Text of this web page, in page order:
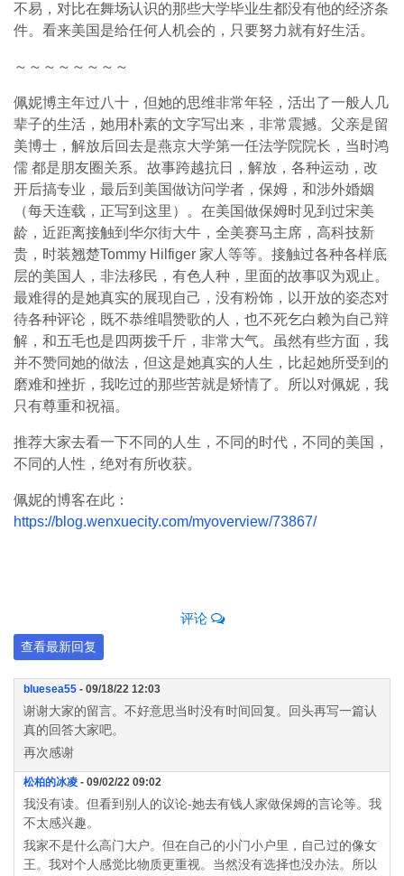
不易，对比在舞场认识的那些大学毕业生都没有他的经济条
件。看来美国是给任何人机会的，只要努力就有好生活。
～～～～～～～～
佩妮博主年过八十，但她的思维非常年轻，活出了一般人几
辈子的生活，她用朴素的文字写出来，非常震撼。父亲是留
美博士，解放后回去是燕京大学第一任法学院院长，当时鸿
儒 都是朋友圈关系。故事跨越抗日，解放，各种运动，改
开后搞专业，最后到美国做访问学者，保姆，和涉外婚姻
（每天连载，正写到这里）。在美国做保姆时见到过宋美
龄，近距离接触到华尔街大牛，全美赛马主席，高科技新
贵，时装翘楚Tommy Hilfiger 家人等等。接触过各种各样底
层的美国人，非法移民，有色人种，里面的故事叹为观止。
最难得的是她真实的展现自己，没有粉饰，以开放的姿态对
待各种评论，既不恭维唱赞歌的人，也不死乞白赖为自己辩
解，和五毛也是四两拨千斤，非常大气。虽然有些方面，我
并不赞同她的做法，但这是她真实的人生，比起她所受到的
磨难和挫折，我吃过的那些苦就是矫情了。所以对佩妮，我
只有尊重和祝福。
推荐大家去看一下不同的人生，不同的时代，不同的美国，
不同的人性，绝对有所收获。
佩妮的博客在此：
https://blog.wenxuecity.com/myoverview/73867/
评论
查看最新回复
bluesea55 - 09/18/22 12:03
谢谢大家的留言。不好意思当时没有时间回复。回头再写一篇认
真的回答大家吧。
再次感谢
松柏的冰凌 - 09/02/22 09:02
我没有读。但看到别人的议论-她去有钱人家做保姆的言论等。我
不太感兴趣。
我家不是什么高门大户。但在自己的小门小户里，自己过的像女
王。我对个人感觉比物质更重视。当然没有选择也没办法。所以